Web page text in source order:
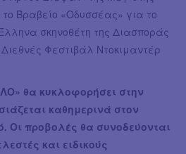
Βραβείο «Οδυσσέας» για το
σκηνοθέτη της Διασποράς
Φεστιβάλ Ντοκιμαντέρ
θα κυκλοφορήσει στην
καθημερινά στον
Οι προβολές θα συνοδεύονται
και ειδικούς